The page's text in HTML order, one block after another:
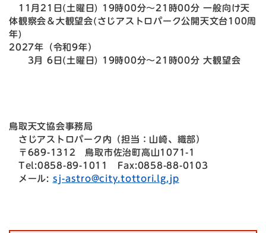
11月21日(土曜日) 19時00分～21時00分 一般向け天
体観察会＆大観望会(さじアストロパーク公開天文台100周
年)
2027年（令和9年）
3月 6日(土曜日) 19時00分～21時00分 大観望会
鳥取天文協会事務局
さじアストロパーク内（担当：山崎、織部）
〒689-1312 鳥取市佐治町高山1071-1
Tel:0858-89-1011 Fax:0858-88-0103
メール: sj-astro@city.tottori.lg.jp